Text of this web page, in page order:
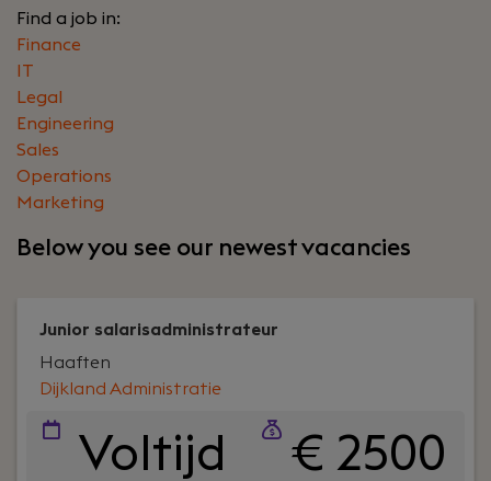
Find a job in:
Finance
IT
Legal
Engineering
Sales
Operations
Marketing
Below you see our newest vacancies
Junior salarisadministrateur
Dijkland Administratie
Haaften
Voltijd
€ 2500